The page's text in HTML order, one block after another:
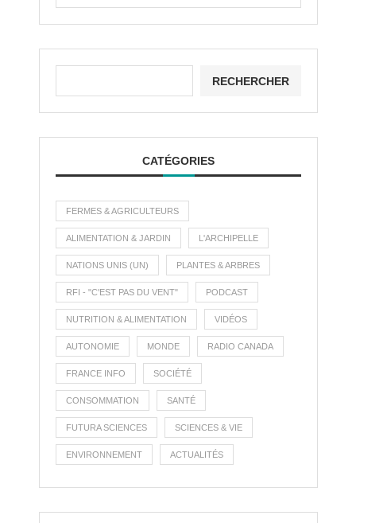
RECHERCHER
CATÉGORIES
FERMES & AGRICULTEURS
ALIMENTATION & JARDIN L'ARCHIPELLE
NATIONS UNIS (UN) PLANTES & ARBRES
RFI - "C'EST PAS DU VENT" PODCAST
NUTRITION & ALIMENTATION VIDÉOS
AUTONOMIE MONDE RADIO CANADA
FRANCE INFO SOCIÉTÉ
CONSOMMATION SANTÉ
FUTURA SCIENCES SCIENCES & VIE
ENVIRONNEMENT ACTUALITÉS